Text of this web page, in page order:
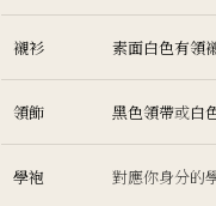
襯衫 素面白色有領
領飾 黑色領帶或白
學袍 對應你身分的